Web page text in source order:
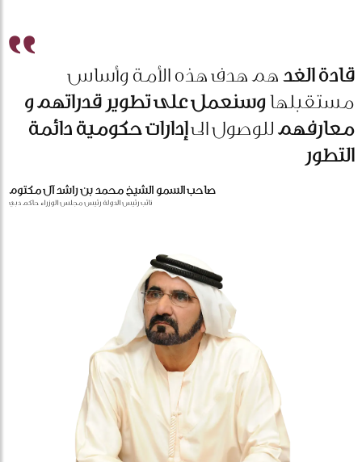
قادة الغدهم هدف هذه الأمة وأساس
مستقبلهاوسنعمل على تطوير قدراتهم و
معارفهمللوصول الىإدارات حكومية دائمة
التطور
صاحب السمو الشيخ محمد بن راشد آل مكتوم
نائب رئيس الدولة رئيس مجلس الوزراء حاكم دبي